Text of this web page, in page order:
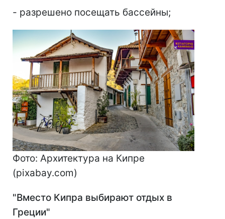
- разрешено посещать бассейны;
Фото: Архитектура на Кипре
(pixabay.com)
"Вместо Кипра выбирают отдых в
Греции"